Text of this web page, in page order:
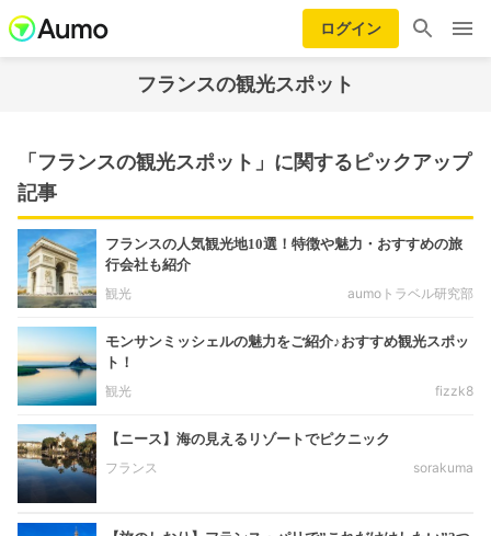
ログイン
フランスの観光スポット
「フランスの観光スポット」に関するピックアップ
記事
フランスの人気観光地10選！特徴や魅力・おすすめの旅
行会社も紹介
観光
aumoトラベル研究部
モンサンミッシェルの魅力をご紹介♪おすすめ観光スポッ
ト！
観光
fizzk8
【ニース】海の見えるリゾートでピクニック
フランス
sorakuma